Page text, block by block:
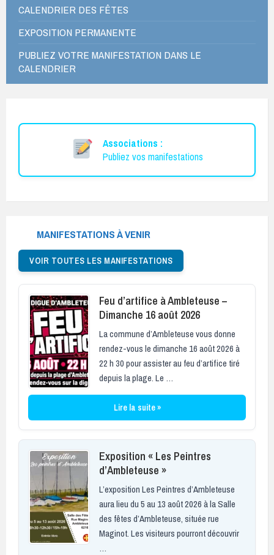
CALENDRIER DES FÊTES
EXPOSITION PERMANENTE
PUBLIEZ VOTRE MANIFESTATION DANS LE
CALENDRIER
Associations :
Publiez vos manifestations
MANIFESTATIONS À VENIR
VOIR TOUTES LES MANIFESTATIONS
Feu d’artifice à Ambleteuse –
Dimanche 16 août 2026
La commune d’Ambleteuse vous donne
rendez-vous le dimanche 16 août 2026 à
22 h 30 pour assister au feu d’artifice tiré
depuis la plage. Le …
Lire la suite »
Exposition « Les Peintres
d’Ambleteuse »
L’exposition Les Peintres d’Ambleteuse
aura lieu du 5 au 13 août 2026 à la Salle
des fêtes d’Ambleteuse, située rue
Maginot. Les visiteurs pourront découvrir
…